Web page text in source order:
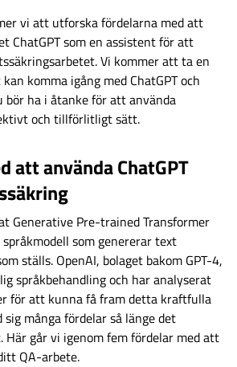
vi att utforska fördelarna med att
ChatGPT som en assistent för att
Vi kommer att ta en
komma igång med ChatGPT och
bör ha i åtanke för att använda
och tillförlitligt sätt.
att använda ChatGPT
Generative Pre-trained Transformer
som genererar text
ställs. OpenAI, bolaget bakom GPT-4,
språkbehandling och har analyserat
för att kunna få fram detta kraftfulla
många fördelar så länge det
Här går vi igenom fem fördelar med att
QA-arbete.